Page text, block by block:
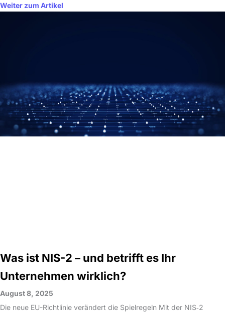
Weiter zum Artikel
Was ist NIS-2 – und betrifft es Ihr
Unternehmen wirklich?
August 8, 2025
Die neue EU-Richtlinie verändert die Spielregeln Mit der NIS‑2